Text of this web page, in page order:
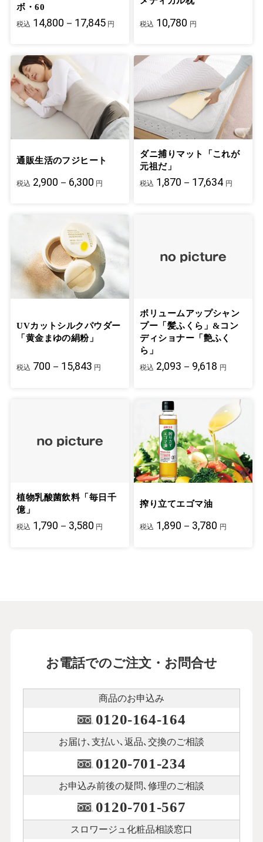
ボ・60
税込 14,800－17,845 円 税込 10,780 円
通販生活のフジヒート
税込 2,900－6,300 円
ダニ捕りマット「これが
元祖だ」
税込 1,870－17,634 円
UVカットシルクパウダー
「黄金まゆの絹粉」
税込 700－15,843 円
ボリュームアップシャン
プー「髪ふくら」&コン
ディショナー「艶ふく
ら」
税込 2,093－9,618 円
植物乳酸菌飲料「毎日千
億」
税込 1,790－3,580 円
搾り立てエゴマ油
税込 1,890－3,780 円
お電話でのご注文・お問合せ
商品のお申込み
0120-164-164
お届け､支払い､ 返品､交換のご相談
0120-701-234
お申込み前後の疑問､修理のご相談
0120-701-567
スロワージュ化粧品相談窓口